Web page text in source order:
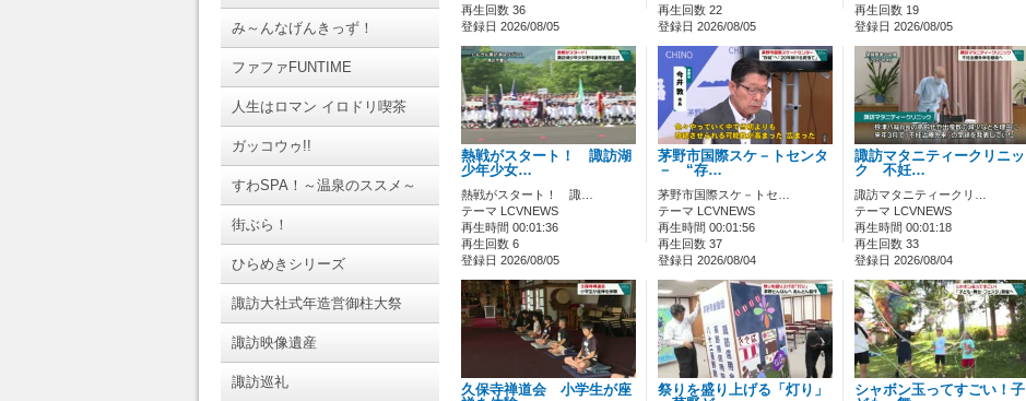
み～んなげんきっず！
ファファFUNTIME
人生はロマン イロドリ喫茶
ガッコウゥ!!
すわSPA！～温泉のススメ～
街ぶら！
ひらめきシリーズ
諏訪大社式年造営御柱大祭
諏訪映像遺産
諏訪巡礼
再生回数 36
登録日 2026/08/05
再生回数 22
登録日 2026/08/05
再生回数 19
登録日 2026/08/05
熱戦がスタート！ 諏訪湖
少年少女…
熱戦がスタート！ 諏…
テーマ LCVNEWS
再生時間 00:01:36
再生回数 6
登録日 2026/08/05
茅野市国際スケ－トセンタ
－ “存…
茅野市国際スケ－トセ…
テーマ LCVNEWS
再生時間 00:01:56
再生回数 37
登録日 2026/08/04
諏訪マタニティークリニッ
ク 不妊…
諏訪マタニティークリ…
テーマ LCVNEWS
再生時間 00:01:18
再生回数 33
登録日 2026/08/04
久保寺禅道会 小学生が座
祭りを盛り上げる「灯り」
シャボン玉ってすごい！子